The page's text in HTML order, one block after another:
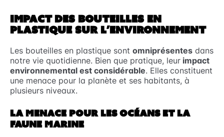
IMPACT DES BOUTEILLES EN
PLASTIQUE SUR L’ENVIRONNEMENT
Les bouteilles en plastique sont omniprésentes dans
notre vie quotidienne. Bien que pratique, leur impact
environnemental est considérable. Elles constituent
une menace pour la planète et ses habitants, à
plusieurs niveaux.
LA MENACE POUR LES OCÉANS ET LA
FAUNE MARINE